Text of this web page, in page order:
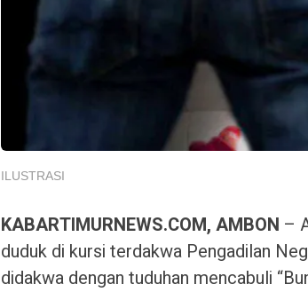
ILUSTRASI
KABARTIMURNEWS.COM, AMBON –
duduk di kursi terdakwa Pengadilan
didakwa dengan tuduhan mencabuli